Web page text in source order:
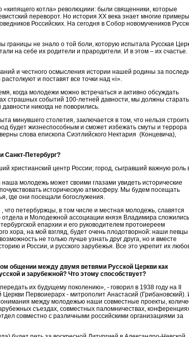
«кипящего котла» революциии: были священники, которые
переворот. Но история XX века знает многие примеры
Российских. На сегодня в Собор новомучеников
не знало о той боли, которую испытала Русская
на себе их родители и прародители. И в этом – их
и честного осмысления истории нашей родины за
и поставят все точки над «i».
когда молодежи можно встречаться и активно обсуждать
страшных событий 100-летней давности, мы должны
никогда не поворились.
минувшего столетия, заключается в том, что нельзя
будет жизнеспособным и сможет избежать смуты и террора
слова епископа Сиэтлийского Нектария (Концевича),
Санкт-Петербург?
христианский центр России; город, сыгравший важную роль
молодежь может своими глазами увидеть исторические
историческую атмосферу. Мы будем посещать
где они посещали богослужения.
что петербуржцы, в том числе и местная молодежь, славятся
и Молодежной ассоциации князя Владимира сложились
епархии и его руководителем протоиереем
хора, на мой взгляд, будет очень плодотворной: наши певцы
не только лучше узнать друг друга, но и вместе
и России, и русского зарубежья. Все это укрепит их
общении между двумя ветвями Русской Церкви как
и зарубежной? Что этому способствует?
их будущему поколению», - говорил в 1938 году на II
Первоиерарх - митрополит Анастасий (Грибановский).
между молодежью наши совместные проекты,
съездах, совместных паломничествах,
совместно с различными российскими организациями за